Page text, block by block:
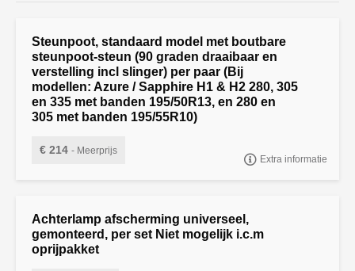
Steunpoot, standaard model met boutbare
steunpoot-steun (90 graden draaibaar en
verstelling incl slinger) per paar (Bij
modellen: Azure / Sapphire H1 & H2 280, 305
en 335 met banden 195/50R13, en 280 en
305 met banden 195/55R10)
€ 214 - Meerprijs
Extra informatie
Achterlamp afscherming universeel,
gemonteerd, per set Niet mogelijk i.c.m
oprijpakket